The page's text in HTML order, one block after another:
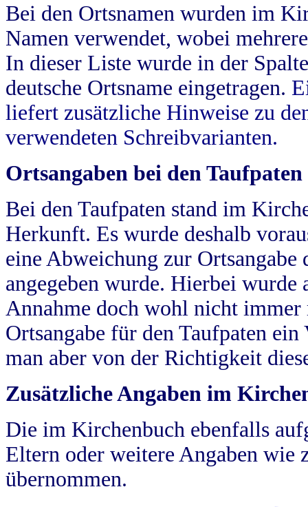
Bei den Ortsnamen wurden im
Namen verwendet, wobei
In dieser Liste wurde in der
deutsche Ortsname eingetragen.
liefert zusätzliche Hinweise zu
verwendeten Schreibvarianten.
Ortsangaben bei den Taufpaten
Bei den Taufpaten stand im
Herkunft. Es wurde deshalb
eine Abweichung zur
angegeben wurde. Hierbei wurde
Annahme doch wohl nicht
Ortsangabe für den Taufpaten
man aber von der Richtigkeit
Zusätzliche Angaben im
Die im Kirchenbuch ebenfalls
Eltern oder weitere Angaben wie
übernommen.